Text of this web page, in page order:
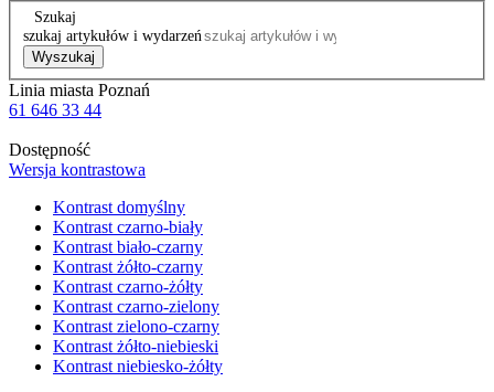
Szukaj
szukaj artykułów i wydarzeń
Wyszukaj
Linia miasta Poznań
61 646 33 44
Dostępność
Wersja kontrastowa
Kontrast domyślny
Kontrast czarno-biały
Kontrast biało-czarny
Kontrast żółto-czarny
Kontrast czarno-żółty
Kontrast czarno-zielony
Kontrast zielono-czarny
Kontrast żółto-niebieski
Kontrast niebiesko-żółty